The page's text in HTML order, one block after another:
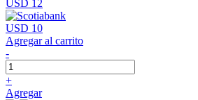
USD 12
USD 10
Agregar al carrito
-
+
Agregar